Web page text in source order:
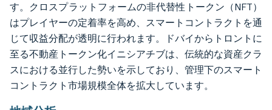
す。クロスプラットフォームの非代替性トークン（NFT）
はプレイヤーの定着率を高め、スマートコントラクトを通
じて収益分配が透明に行われます。ドバイからトロントに
至る不動産トークン化イニシアチブは、伝統的な資産クラ
スにおける並行した勢いを示しており、管理下のスマート
コントラクト市場規模全体を拡大しています。